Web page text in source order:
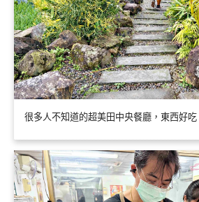
很多人不知道的超美田中央餐廳，東西好吃